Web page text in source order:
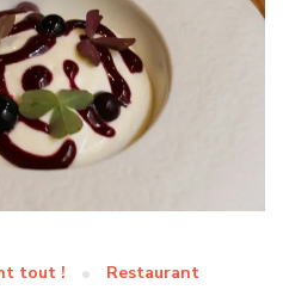
tout ! Restaurant